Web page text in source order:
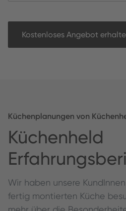
Kostenloses Angebot
Küchenplanungen von
Küchenheld
Wir haben unsere
fertig montierten Küche